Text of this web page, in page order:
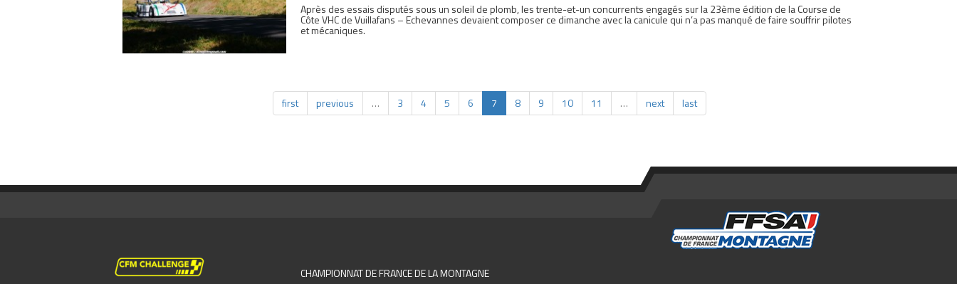
Après des essais disputés sous un soleil de plomb, les trente-et-un concurrents engagés sur la 23ème édition de la Course de
Côte VHC de Vuillafans – Echevannes devaient composer ce dimanche avec la canicule qui n’a pas manqué de faire souffrir pilotes
et mécaniques.
first previous … 3 4 5 6 7 8 9 10 11 … next last
CHAMPIONNAT DE FRANCE DE LA MONTAGNE